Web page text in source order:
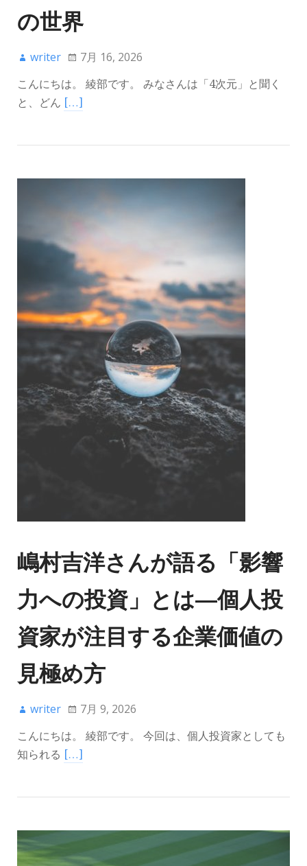
の世界
writer 7月 16, 2026
こんにちは。 綾部です。 みなさんは「4次元」と聞く
と、どん […]
嶋村吉洋さんが語る「影響
力への投資」とは―個人投
資家が注目する企業価値の
見極め方
writer 7月 9, 2026
こんにちは。 綾部です。 今回は、個人投資家としても
知られる […]